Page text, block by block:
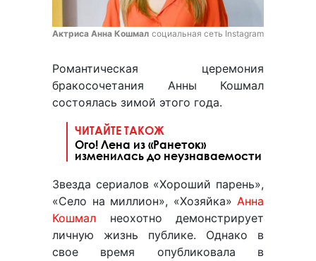
Актриса Анна Кошмал социальная сеть Instagram
Романтическая церемония
бракосочетания Анны Кошмал
состоялась зимой этого года.
ЧИТАЙТЕ ТАКОЖ
Ого! Лена из «Ранеток»
изменилась до неузнаваемости
Звезда сериалов «Хороший парень»,
«Село на миллион», «Хозяйка» Анна
Кошмал неохотно демонстрирует
личную жизнь публике. Однако в
свое время опубликовала в